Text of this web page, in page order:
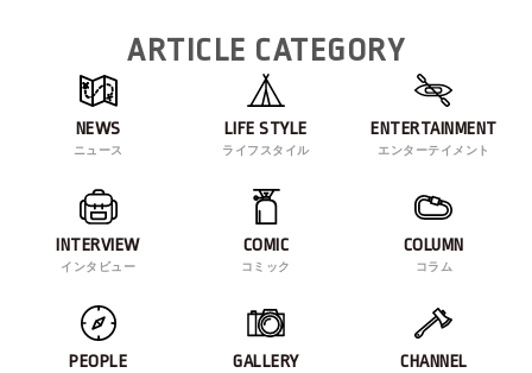
ARTICLE CATEGORY
NEWS
ニュース
LIFE STYLE
ライフスタイル
ENTERTAINMENT
エンターテイメント
INTERVIEW
インタビュー
COMIC
コミック
COLUMN
コラム
PEOPLE GALLERY CHANNEL